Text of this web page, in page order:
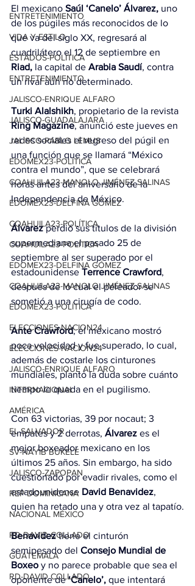
ENTRETENIMIENTO
VIDA Y ESTILO
ESTADOS-POLÍTICA
ENTRETENIMIENTO
JALISCO-ENRIQUE ALFARO
JALISCO-GUADALAJARA
JALISCO-PABLO LEMUS
EDOMEX23-POLÍTICA
COAHUILA23-MANOLO JIMÉNEZ SALINAS
EDOMEX23-DELFINA GÓMEZ
COAHUILA23-POLÍTICA
COAHUILA23-POLÍTICA
EDOMEX23-DELFINA GÓMEZ
COAHUILA23-MANOLO JIMÉNEZ SALINAS
EDOMEX23-POLÍTICA
ELECCIONES-NACION24
ELECCIONES-NACION24
JALISCO-ENRIQUE ALFARO
INTERNACIONAL
AMÉRICA
EL SALVADOR
SV-NAYIB BUKELE
JALISCO-ZAPOPAN
REP DOMINICANA
NACIONAL MÉXICO
RD-DAVID COLLADO
GUATEMALA
RD-DAVID COLLADO
El mexicano Saúl ‘Canelo’ Álvarez, uno
de los púgiles más reconocidos de lo
que va del siglo XX, regresará al
cuadrilátero el 12 de septiembre en
Riad, la capital de Arabia Saudí, contra
un rival aún no determinado.
Turki Alalshikh, propietario de la revista
Ring Magazine, anunció este jueves en
redes sociales el regreso del púgil en
una función que se llamará “México
contra el mundo”, que se celebrará
horas antes del aniversario de la
Independencia de México.
Álvarez perdió sus títulos de la división
supermediana el pasado 25 de
septiembre al ser superado por el
estadounidense Terrence Crawford,
después de lo cual el peleador se
sometió a una cirugía de codo.
Ante Crawford, el mexicano mostró
poca velocidad y fue superado, lo cual,
además de costarle los cinturones
mundiales, plantó la duda sobre cuánto
tiempo le queda en el pugilismo.
Con 63 victorias, 39 por nocaut; 3
empates y 2 derrotas, Álvarez es el
mejor boxeador mexicano en los
últimos 25 años. Sin embargo, ha sido
cuestionado por evadir rivales, como el
estadounidense David Benavidez,
quien ha retado una y otra vez al tapatío.
Benavidez tiene el cinturón
semipesado del Consejo Mundial de
Boxeo y no parece probable que sea el
oponente de ‘Canelo’, que intentará